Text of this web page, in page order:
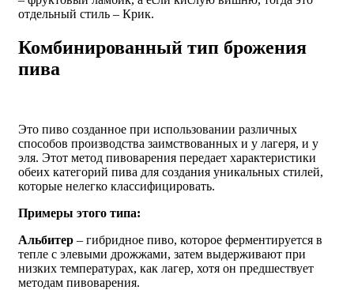
отдельный стиль – Крик.
Комбинированный тип брожения
пива
Это пиво созданное при использовании различных
способов производства заимствованных и у лагеря, и у
эля. Этот метод пивоварения передает характеристики
обеих категорий пива для создания уникальных стилей,
которые нелегко классифицировать.
Примеры этого типа:
Альбитер – гибридное пиво, которое ферментируется в
тепле с элевыми дрожжами, затем выдерживают при
низких температурах, как лагер, хотя он предшествует
методам пивоварения.